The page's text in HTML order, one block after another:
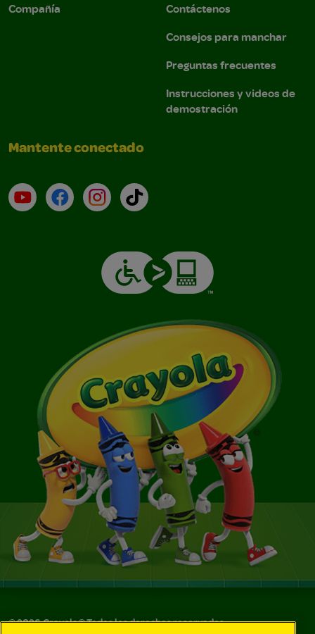
Compañía
Contáctenos
Consejos para manchar
Preguntas frecuentes
Instrucciones y videos de
demostración
Mantente conectado
YouTube (en inglés)
Facebook (en inglés)
Instagram (en inglés)
TikTok
©2026Crayola® Todos los derechos reservados.